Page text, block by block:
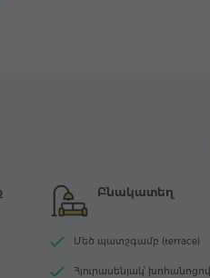
Բնակատեղ
Մեծ պատշգամբ (terrace)
Հյուրասենյակ՝ խոհանոցով